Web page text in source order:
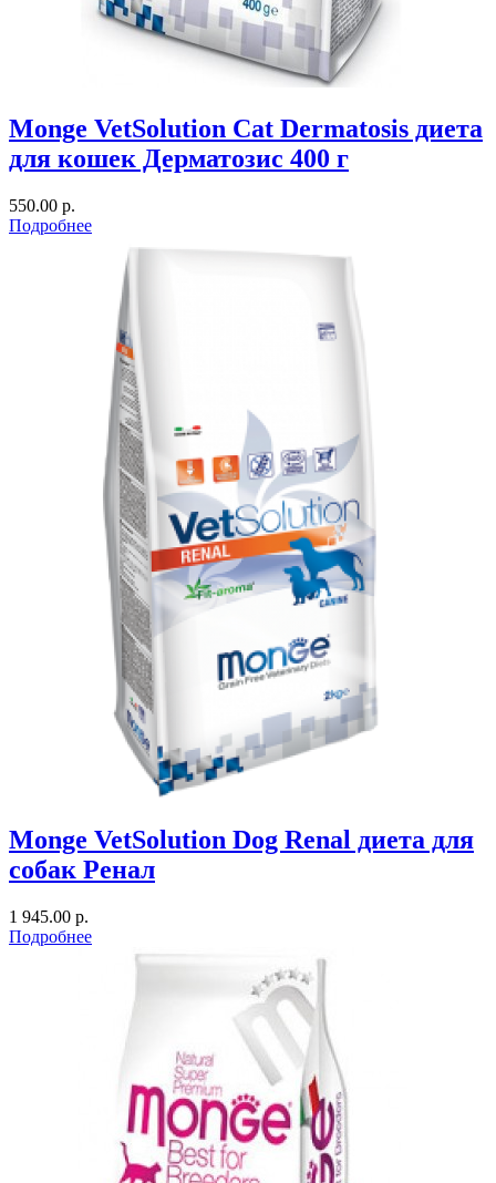
Monge VetSolution Cat Dermatosis диета
для кошек Дерматозис 400 г
550.00 р.
Подробнее
Monge VetSolution Dog Renal диета для
собак Ренал
1 945.00 р.
Подробнее